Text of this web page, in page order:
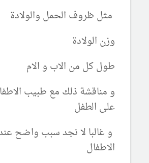
مثل ظروف الحمل والولادة
وزن الولادة
طول كل من الاب و الام
و مناقشة ذلك مع طبيب
على الطفل
و غالبا لا نجد سبب واضح
الاطفال